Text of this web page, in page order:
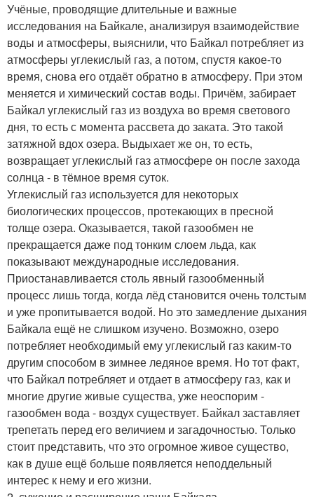
Учёные, проводящие длительные и важные
исследования на Байкале, анализируя взаимодействие
воды и атмосферы, выяснили, что Байкал потребляет из
атмосферы углекислый газ, а потом, спустя какое-то
время, снова его отдаёт обратно в атмосферу. При этом
меняется и химический состав воды. Причём, забирает
Байкал углекислый газ из воздуха во время светового
дня, то есть с момента рассвета до заката. Это такой
затяжной вдох озера. Выдыхает же он, то есть,
возвращает углекислый газ атмосфере он после захода
солнца - в тёмное время суток.
Углекислый газ используется для некоторых
биологических процессов, протекающих в пресной
толще озера. Оказывается, такой газообмен не
прекращается даже под тонким слоем льда, как
показывают международные исследования.
Приостанавливается столь явный газообменный
процесс лишь тогда, когда лёд становится очень толстым
и уже пропитывается водой. Но это замедление дыхания
Байкала ещё не слишком изучено. Возможно, озеро
потребляет необходимый ему углекислый газ каким-то
другим способом в зимнее ледяное время. Но тот факт,
что Байкал потребляет и отдает в атмосферу газ, как и
многие другие живые существа, уже неоспорим -
газообмен вода - воздух существует. Байкал заставляет
трепетать перед его величием и загадочностью. Только
стоит представить, что это огромное живое существо,
как в душе ещё больше появляется неподдельный
интерес к нему и его жизни.